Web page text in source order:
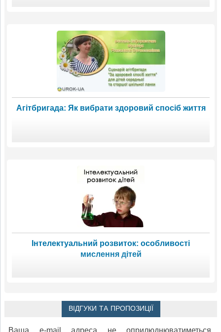
Агітбригада: Як вибрати здоровий спосіб життя
Інтелектуальний розвиток: особливості
мислення дітей
ВІДГУКИ ТА ПРОПОЗИЦІЇ
Ваша e-mail адреса не оприлюднюватиметься.